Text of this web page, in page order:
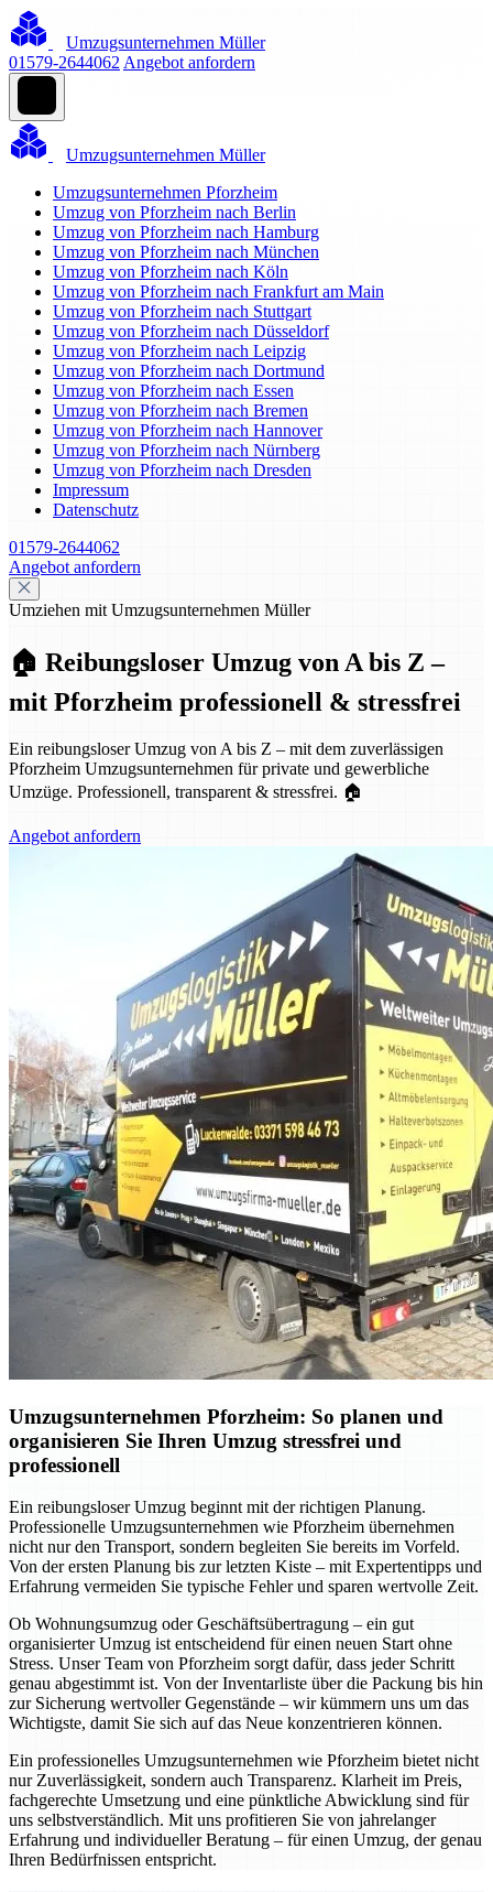
Umzugsunternehmen Müller
01579-2644062 Angebot anfordern
Umzugsunternehmen Müller
Umzugsunternehmen Pforzheim
Umzug von Pforzheim nach Berlin
Umzug von Pforzheim nach Hamburg
Umzug von Pforzheim nach München
Umzug von Pforzheim nach Köln
Umzug von Pforzheim nach Frankfurt am Main
Umzug von Pforzheim nach Stuttgart
Umzug von Pforzheim nach Düsseldorf
Umzug von Pforzheim nach Leipzig
Umzug von Pforzheim nach Dortmund
Umzug von Pforzheim nach Essen
Umzug von Pforzheim nach Bremen
Umzug von Pforzheim nach Hannover
Umzug von Pforzheim nach Nürnberg
Umzug von Pforzheim nach Dresden
Impressum
Datenschutz
01579-2644062
Angebot anfordern
Umziehen mit Umzugsunternehmen Müller
🏠 Reibungsloser Umzug von A bis Z –
mit Pforzheim professionell & stressfrei
Ein reibungsloser Umzug von A bis Z – mit dem zuverlässigen
Pforzheim Umzugsunternehmen für private und gewerbliche
Umzüge. Professionell, transparent & stressfrei. 🏠
Angebot anfordern
Umzugsunternehmen Pforzheim: So planen und
organisieren Sie Ihren Umzug stressfrei und
professionell
Ein reibungsloser Umzug beginnt mit der richtigen Planung.
Professionelle Umzugsunternehmen wie Pforzheim übernehmen
nicht nur den Transport, sondern begleiten Sie bereits im Vorfeld.
Von der ersten Planung bis zur letzten Kiste – mit Expertentipps und
Erfahrung vermeiden Sie typische Fehler und sparen wertvolle Zeit.
Ob Wohnungsumzug oder Geschäftsübertragung – ein gut
organisierter Umzug ist entscheidend für einen neuen Start ohne
Stress. Unser Team von Pforzheim sorgt dafür, dass jeder Schritt
genau abgestimmt ist. Von der Inventarliste über die Packung bis hin
zur Sicherung wertvoller Gegenstände – wir kümmern uns um das
Wichtigste, damit Sie sich auf das Neue konzentrieren können.
Ein professionelles Umzugsunternehmen wie Pforzheim bietet nicht
nur Zuverlässigkeit, sondern auch Transparenz. Klarheit im Preis,
fachgerechte Umsetzung und eine pünktliche Abwicklung sind für
uns selbstverständlich. Mit uns profitieren Sie von jahrelanger
Erfahrung und individueller Beratung – für einen Umzug, der genau
Ihren Bedürfnissen entspricht.